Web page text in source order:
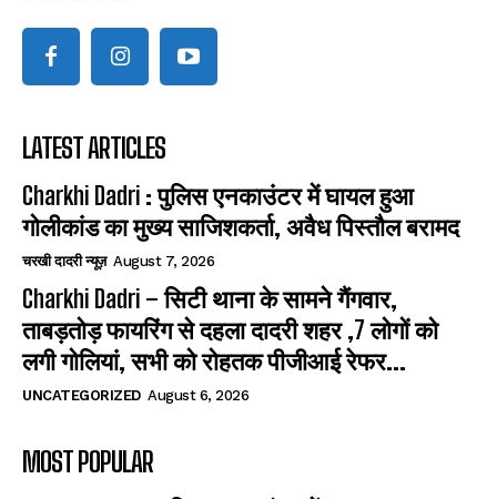
LATEST ARTICLES
Charkhi Dadri : पुलिस एनकाउंटर में घायल हुआ
गोलीकांड का मुख्य साजिशकर्ता, अवैध पिस्तौल बरामद
चरखी दादरी न्यूज़ August 7, 2026
Charkhi Dadri – सिटी थाना के सामने गैंगवार,
ताबड़तोड़ फायरिंग से दहला दादरी शहर ,7 लोगों को
लगी गोलियां, सभी को रोहतक पीजीआई रेफर...
UNCATEGORIZED August 6, 2026
MOST POPULAR